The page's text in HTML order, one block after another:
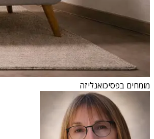
מומחים בפסיכואנליזה